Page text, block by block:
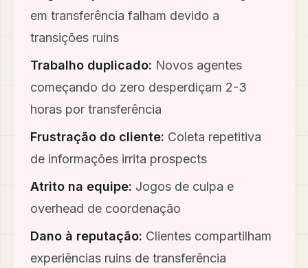
em transferência falham devido a
transições ruins
Trabalho duplicado: Novos agentes
começando do zero desperdiçam 2-3
horas por transferência
Frustração do cliente: Coleta repetitiva
de informações irrita prospects
Atrito na equipe: Jogos de culpa e
overhead de coordenação
Dano à reputação: Clientes compartilham
experiências ruins de transferência